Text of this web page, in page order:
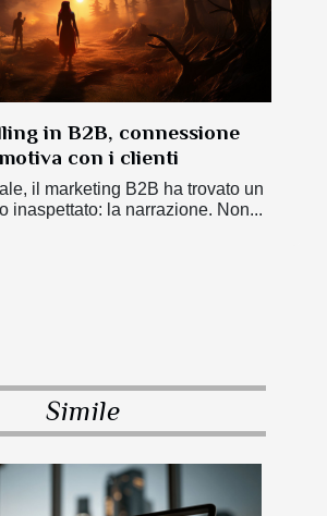
in B2B, connessione
con i clienti
il marketing B2B ha trovato un
inaspettato: la narrazione. Non...
Simile